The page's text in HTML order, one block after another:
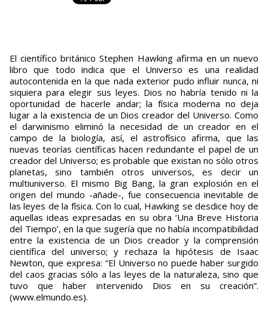
El científico británico Stephen Hawking afirma en un nuevo
libro que todo indica que el Universo es una realidad
autocontenida en la que nada exterior pudo influir nunca, ni
siquiera para elegir sus leyes. Dios no habría tenido ni la
oportunidad de hacerle andar; la física moderna no deja
lugar a la existencia de un Dios creador del Universo. Como
el darwinismo eliminó la necesidad de un creador en el
campo de la biología, así, el astrofísico afirma, que las
nuevas teorías científicas hacen redundante el papel de un
creador del Universo; es probable que existan no sólo otros
planetas, sino también otros universos, es decir un
multiuniverso. El mismo Big Bang, la gran explosión en el
origen del mundo -añade-, fue consecuencia inevitable de
las leyes de la física. Con lo cual, Hawking se desdice hoy de
aquellas ideas expresadas en su obra ‘Una Breve Historia
del Tiempo’, en la que sugería que no había incompatibilidad
entre la existencia de un Dios creador y la comprensión
científica del universo; y rechaza la hipótesis de Isaac
Newton, que expresa: “El Universo no puede haber surgido
del caos gracias sólo a las leyes de la naturaleza, sino que
tuvo que haber intervenido Dios en su creación”.
(www.elmundo.es).